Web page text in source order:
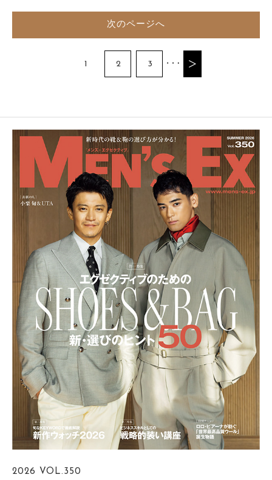
次のページへ
1 2 3
2026 VOL.350